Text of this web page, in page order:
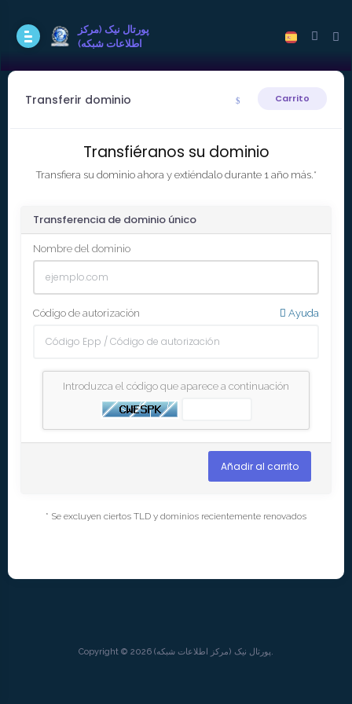
پورتال نيک (مرکز
اطلاعات شبکه)
Transferir dominio Carrito
Transfiéranos su dominio
Transfiera su dominio ahora y extiéndalo durante 1 año más.*
Transferencia de dominio único
Nombre del dominio
Código de autorización Ayuda
Introduzca el código que aparece a continuación
Añadir al carrito
* Se excluyen ciertos TLD y dominios recientemente renovados
Copyright © 2026 پورتال نيک (مرکز اطلاعات شبکه).